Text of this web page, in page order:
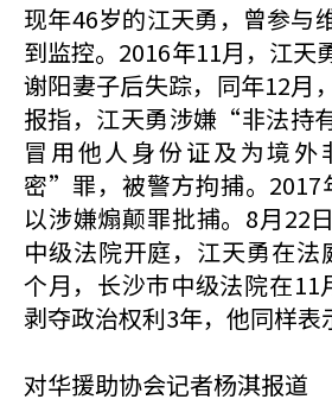
现年46岁的江天勇，曾参与
到监控。2016年11月，江天
谢阳妻子后失踪，同年12月
报指，江天勇涉嫌“非法持
冒用他人身份证及为境外
密”罪，被警方拘捕。2017
以涉嫌煽颠罪批捕。8月22
中级法院开庭，江天勇在法
个月，长沙巿中级法院在11
剥夺政治权利3年，他同样表
对华援助协会记者杨淇报道